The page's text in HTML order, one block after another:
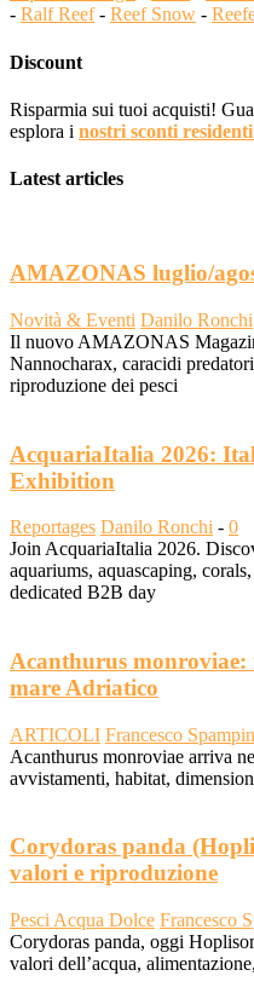
- Ralf Reef- Reef Snow -
Discount
Risparmia sui tuoi acquisti!
esplora i nostri sconti
Latest articles
AMAZONAS luglio/
Novità & Eventi Danilo Ronchi
Il nuovo AMAZONAS
Nannocharax, caracidi
riproduzione dei pesci
AcquariaItalia 2026:
Exhibition
Reportages Danilo Ronchi - 0
Join AcquariaItalia 2026.
aquariums, aquascaping,
dedicated B2B day
Acanthurus monroviae:
mare Adriatico
ARTICOLI Francesco
Acanthurus monroviae arriva
avvistamenti, habitat,
Corydoras panda
valori e riproduzione
Pesci Acqua Dolce Francesco
Corydoras panda, oggi
valori dell’acqua,